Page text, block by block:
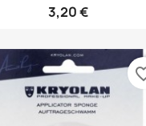
3,20 €